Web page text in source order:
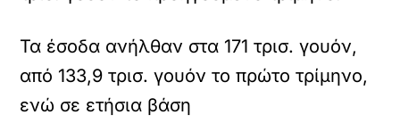
Τα έσοδα ανήλθαν στα 171 τρισ. γουόν,
από 133,9 τρισ. γουόν το πρώτο τρίμηνο,
ενώ σε ετήσια βάση